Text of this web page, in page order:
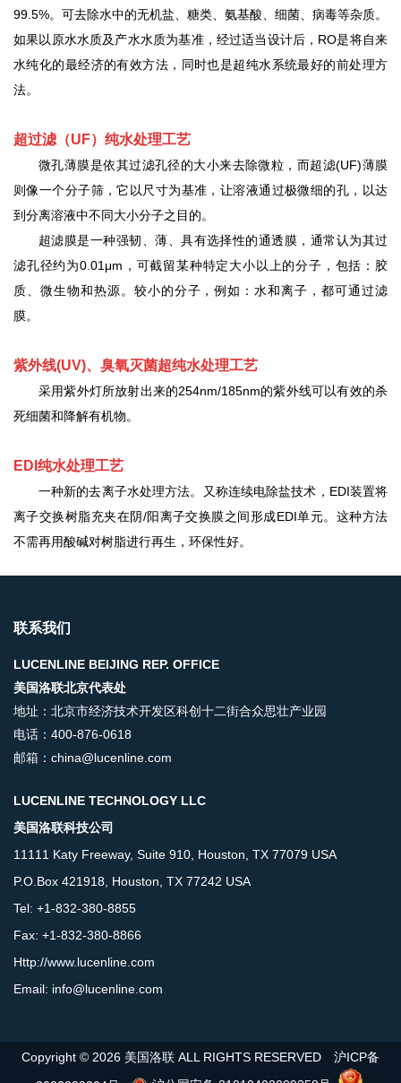
99.5%。可去除水中的无机盐、糖类、氨基酸、细菌、病毒等杂质。
如果以原水水质及产水水质为基准，经过适当设计后，RO是将自来
水纯化的最经济的有效方法，同时也是超纯水系统最好的前处理方
法。
超过滤（UF）纯水处理工艺
微孔薄膜是依其过滤孔径的大小来去除微粒，而超滤(UF)薄膜
则像一个分子筛，它以尺寸为基准，让溶液通过极微细的孔，以达
到分离溶液中不同大小分子之目的。
超滤膜是一种强韧、薄、具有选择性的通透膜，通常认为其过
滤孔径约为0.01μm，可截留某种特定大小以上的分子，包括：胶
质、微生物和热源。较小的分子，例如：水和离子，都可通过滤
膜。
紫外线(UV)、臭氧灭菌超纯水处理工艺
采用紫外灯所放射出来的254nm/185nm的紫外线可以有效的杀
死细菌和降解有机物。
EDI 纯水处理工艺
一种新的去离子水处理方法。又称连续电除盐技术， EDI装置将
离子交换树脂充夹在阴/阳离子交换膜之间形成EDI单元。这种方法
不需再用酸碱对树脂进行再生，环保性好。
联系我们
LUCENLINE BEIJING REP. OFFICE
美国洛联北京代表处
地址：北京市经济技术开发区科创十二街合众思壮产业园
电话：400-876-0618
邮箱：china@lucenline.com
LUCENLINE TECHNOLOGY LLC
美国洛联科技公司
11111 Katy Freeway, Suite 910, Houston, TX 77079 USA
P.O.Box 421918, Houston, TX 77242 USA
Tel: +1-832-380-8855
Fax: +1-832-380-8866
Http://www.lucenline.com
Email: info@lucenline.com
Copyright © 2026 美国洛联 ALL RIGHTS RESERVED 沪ICP备